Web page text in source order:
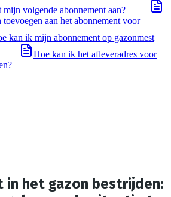
mijn volgende abonnement aan?
aan het abonnement voor
kan ik mijn abonnement op gazonmest
Hoe kan ik het afleveradres voor
in het gazon bestrijden: